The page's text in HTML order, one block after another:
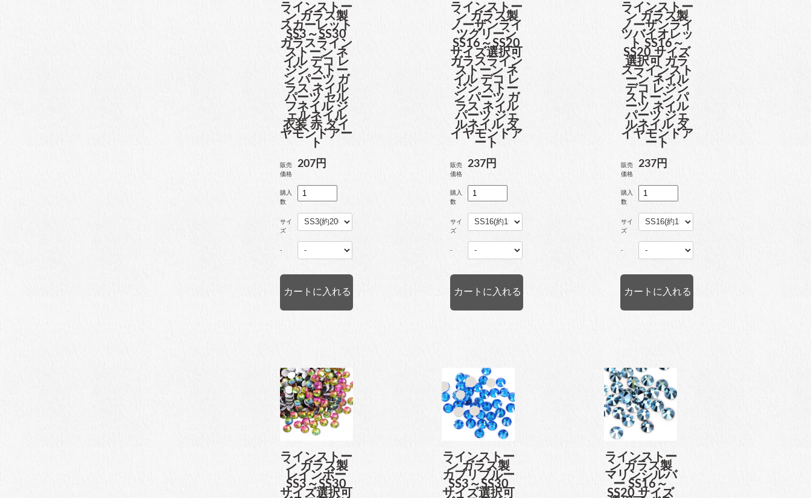
ラインストー
ン ガラス製
スカーレット
SS3～SS30
ガラスライン
ストーン ネ
イル デコ レ
ジン ストー
ン パーツ ガ
ラス ネイル
パーツ セル
フネイル ジ
ェルネイル
衣装 赤 ダイ
ヤモンドアー
ト
販売
価格
207円
購入
数
サイ
ズ
-
ラインストー
ン ガラス製
ノーザンライ
ツグリーン
SS16～SS20
サイズ選択可
ガラスライン
ストーン ネ
イル デコ レ
ジン ストー
ン パーツ ガ
ラス ネイル
パーツ ジェ
ルネイル ダ
イヤモンドア
ート
販売
価格
237円
購入
数
サイ
ズ
-
ラインストー
ン ガラス製
ノーザンライ
ツバイオレッ
ト SS16～
SS20 サイズ
選択可 ガラ
スラインスト
ーン ネイル
デコ レジン
ストーン パ
ーツ ネイル
パーツ ジェ
ルネイル ダ
イヤモンドア
ート
販売
価格
237円
購入
数
サイ
ズ
-
ラインストー
ン ガラス製
レインボー
SS3～SS30
サイズ選択可
ラインストー
ン ガラス製
カプリブルー
SS3～SS30
サイズ選択可
ラインストー
ン ガラス製
マリンシルバ
ー SS16～
SS20 サイズ